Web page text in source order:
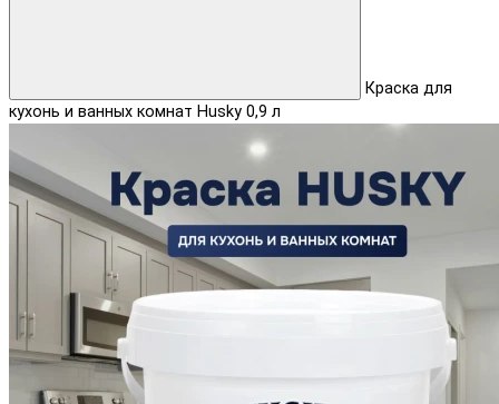
Краска для
кухонь и ванных комнат Husky 0,9 л